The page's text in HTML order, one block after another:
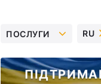
ПОСЛУГИ RU